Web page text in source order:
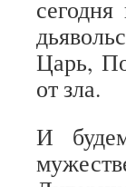
Царь,
от зла.
И